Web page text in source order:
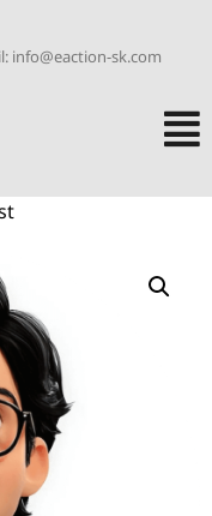
info@eaction-sk.com